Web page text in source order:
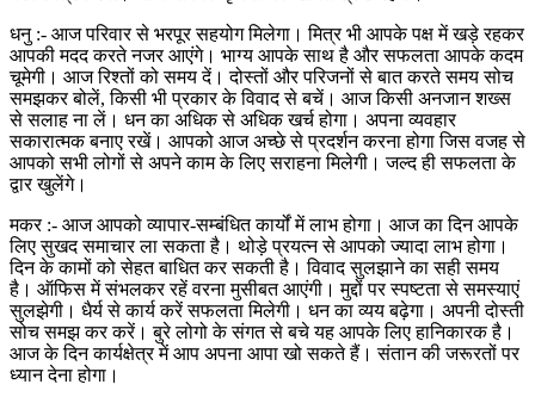
धनु :- आज परिवार से भरपूर सहयोग मिलेगा। मित्र भी आपके पक्ष में खड़े रहकर
आपकी मदद करते नजर आएंगे। भाग्य आपके साथ है और सफलता आपके कदम
चूमेगी। आज रिश्तों को समय दें। दोस्तों और परिजनों से बात करते समय सोच
समझकर बोलें, किसी भी प्रकार के विवाद से बचें। आज किसी अनजान शख्स
से सलाह ना लें। धन का अधिक से अधिक खर्च होगा। अपना व्यवहार
सकारात्मक बनाए रखें। आपको आज अच्छे से प्रदर्शन करना होगा जिस वजह से
आपको सभी लोगों से अपने काम के लिए सराहना मिलेगी। जल्द ही सफलता के
द्वार खुलेंगे।
मकर :- आज आपको व्यापार-सम्बंधित कार्यों में लाभ होगा। आज का दिन आपके
लिए सुखद समाचार ला सकता है। थोड़े प्रयत्न से आपको ज्यादा लाभ होगा।
दिन के कामों को सेहत बाधित कर सकती है। विवाद सुलझाने का सही समय
है। ऑफिस में संभलकर रहें वरना मुसीबत आएंगी। मुद्दों पर स्पष्टता से समस्याएं
सुलझेगी। धैर्य से कार्य करें सफलता मिलेगी। धन का व्यय बढ़ेगा। अपनी दोस्ती
सोच समझ कर करें। बुरे लोगो के संगत से बचे यह आपके लिए हानिकारक है।
आज के दिन कार्यक्षेत्र में आप अपना आपा खो सकते हैं। संतान की जरूरतों पर
ध्यान देना होगा।